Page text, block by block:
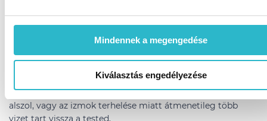
Mindennek a megengedése
Kiválasztás engedélyezése
mellett, és hogyan igazítsd ki a
tervedet?
Ha sportolok, miért nem fogyok gyorsabban? Ez gyakori
kellene edzened. Lehet, hogy az elégetett kalóriák után
észrevétlenül többet eszel, fáradtabb vagy, kevesebbet
alszol, vagy az izmok terhelése miatt átmenetileg több
vizet tart vissza a tested.